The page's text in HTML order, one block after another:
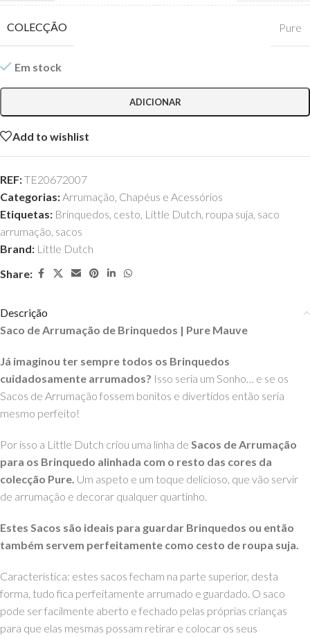
COLECÇÃO Pure
Em stock
ADICIONAR
Add to wishlist
REF:TE20672007
Categorias:Arrumação, Chapéus e Acessórios
Etiquetas: Brinquedos, cesto, Little Dutch, roupa suja, saco
arrumação, sacos
Brand: Little Dutch
Share:
Descrição
Saco de Arrumação de Brinquedos | Pure Mauve
Já imaginou ter sempre todos os Brinquedos
cuidadosamente arrumados? Isso seria um Sonho… e se os
Sacos de Arrumação fossem bonitos e divertidos então seria
mesmo perfeito!
Por isso a Little Dutch criou uma linha de Sacos de Arrumação
para os Brinquedo alinhada com o resto das cores da
colecção Pure. Um aspeto e um toque delicioso, que vão servir
de arrumação e decorar qualquer quartinho.
Estes Sacos são ideais para guardar Brinquedos ou então
também servem perfeitamente como cesto de roupa suja.
Característica: estes sacos fecham na parte superior, desta
forma, tudo fica perfeitamente arrumado e guardado. O saco
pode ser facilmente aberto e fechado pelas próprias crianças
para que elas mesmas possam retirar e colocar os seus